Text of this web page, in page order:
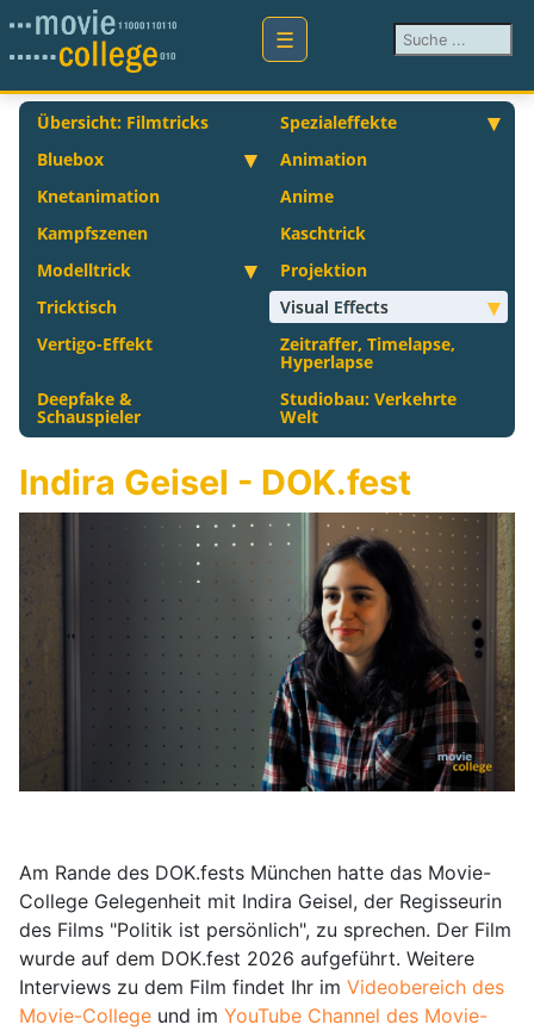
Suchen ...
Übersicht: Filmtricks
Spezialeffekte
Bluebox
Animation
Knetanimation
Anime
Kampfszenen
Kaschtrick
Modelltrick
Projektion
Tricktisch
Visual Effects
Vertigo-Effekt
Zeitraffer, Timelapse,
Hyperlapse
Deepfake &
Schauspieler
Studiobau: Verkehrte
Welt
Indira Geisel - DOK.fest
Am Rande des DOK.fests München hatte das Movie-
College Gelegenheit mit Indira Geisel, der Regisseurin
des Films "Politik ist persönlich", zu sprechen. Der Film
wurde auf dem DOK.fest 2026 aufgeführt. Weitere
Interviews zu dem Film findet Ihr im Videobereich des
Movie-College und im YouTube Channel des Movie-